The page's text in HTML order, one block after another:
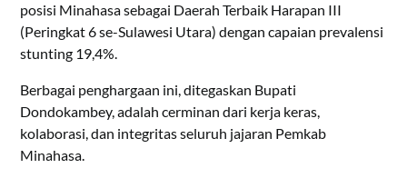
posisi Minahasa sebagai Daerah Terbaik Harapan III
(Peringkat 6 se-Sulawesi Utara) dengan capaian prevalensi
stunting 19,4%.
Berbagai penghargaan ini, ditegaskan Bupati
Dondokambey, adalah cerminan dari kerja keras,
kolaborasi, dan integritas seluruh jajaran Pemkab
Minahasa.